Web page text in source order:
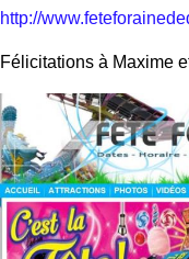
http://
Félicitations à Maxime